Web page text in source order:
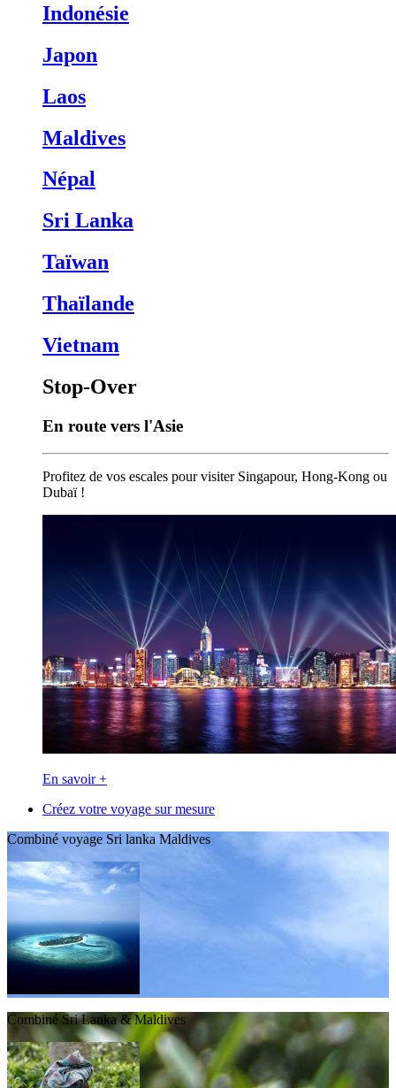
Indonésie
Japon
Laos
Maldives
Népal
Sri Lanka
Taïwan
Thaïlande
Vietnam
Stop-Over
En route vers l'Asie
Profitez de vos escales pour visiter Singapour, Hong-Kong ou
Dubaï !
En savoir +
Créez votre voyage sur mesure
Combiné voyage Sri lanka Maldives
Combiné Sri Lanka & Maldives